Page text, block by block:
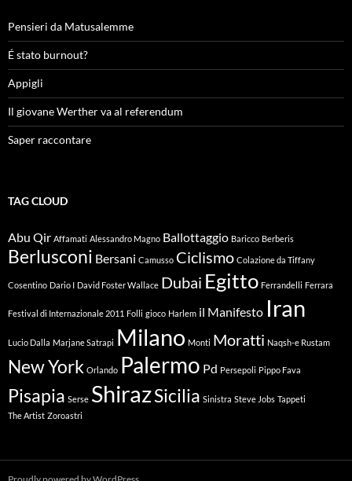
Pensieri da Matusalemme
É stato burnout?
Appigli
Il giovane Werther va al referendum
Saper raccontare
TAG CLOUD
Abu Qir Affamati Alessandro Magno Ballottaggio Baricco Berberis
Berlusconi Bersani Camusso Ciclismo Colazione da Tiffany
Cosentino Dario I David Foster Wallace Dubai Egitto Ferrandelli Ferrara
Festival di Internazionale 2011 Folli gioco Harlem il Manifesto Iran
Lucio Dalla Marjane Satrapi Milano Monti Moratti Naqsh-e Rustam
New York Orlando Palermo Pd Persepoli Pippo Fava
Pisapia Serse ShirazSicilia Sinistra Steve Jobs Tappeti
The Artist Zoroastri